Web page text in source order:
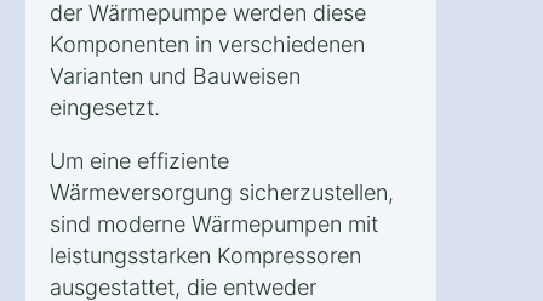
der Wärmepumpe werden diese
Komponenten in verschiedenen
Varianten und Bauweisen
eingesetzt.
Um eine effiziente
Wärmeversorgung sicherzustellen,
sind moderne Wärmepumpen mit
leistungsstarken Kompressoren
ausgestattet, die entweder